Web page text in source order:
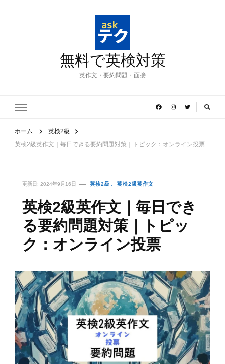
無料で英検対策
英作文・要約問題・面接
ホーム
英検2級
英検2級英作文｜毎日できる要約問題対策｜トピック：オンライン投票
更新日: 2024年9月16日 英検2級 英検2級英作文
英検2級英作文｜毎日でき
る要約問題対策｜トピッ
ク：オンライン投票